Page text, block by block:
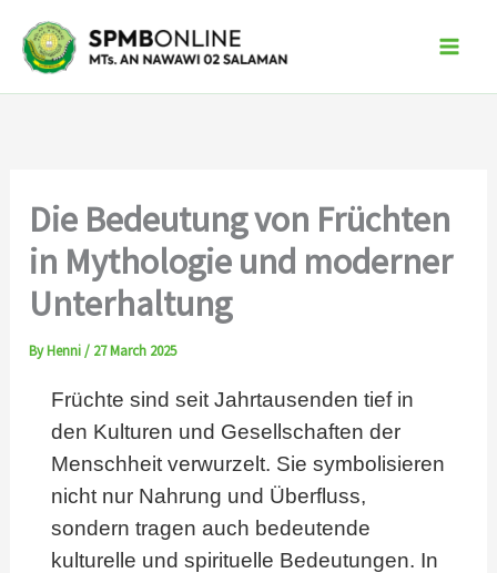
content
Die Bedeutung von Früchten
in Mythologie und moderner
Unterhaltung
ByHenni/ 27 March 2025
Früchte sind seit Jahrtausenden tief in
den Kulturen und Gesellschaften der
Menschheit verwurzelt. Sie symbolisieren
nicht nur Nahrung und Überfluss,
sondern tragen auch bedeutende
kulturelle und spirituelle Bedeutungen. In